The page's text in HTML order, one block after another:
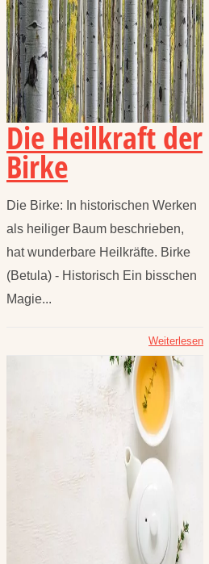
Die Heilkraft der
Birke
Die Birke: In historischen Werken
als heiliger Baum beschrieben,
hat wunderbare Heilkräfte. Birke
(Betula) - Historisch Ein bisschen
Magie...
Weiterlesen